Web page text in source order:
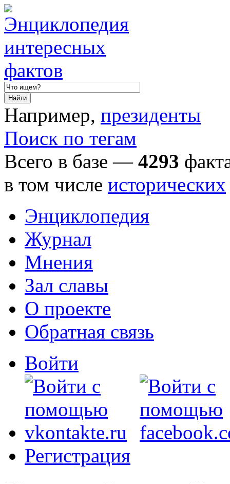
Например, президенты
Поиск по тегам
Всего в базе — 4293
в том числе исторических
Энциклопедия
Журнал
Мнения
Зал славы
О проекте
Обратная связь
Войти
Регистрация